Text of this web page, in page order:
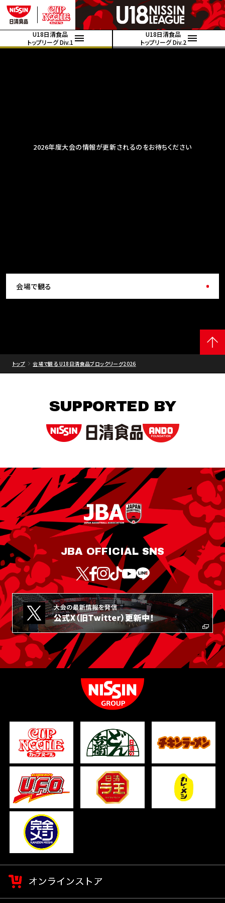
U18日清食品
トップリーグ Div.1
U18日清食品
トップリーグ Div.2
2026年度大会の情報が更新されるのをお待ちください
会場で観る
トップ 会場で観る U18日清食品ブロックリーグ2026
SUPPORTED BY
JBA OFFICIAL SNS